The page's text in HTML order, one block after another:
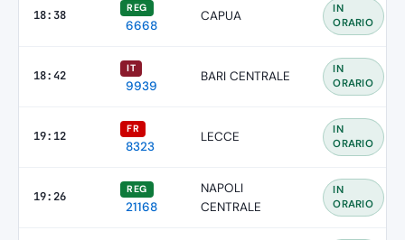
18:38
REG
6668
CAPUA
IN
ORARIO
18:42
IT
9939
BARI CENTRALE
IN
ORARIO
19:12
FR
8323
LECCE
IN
ORARIO
19:26
REG
21168
NAPOLI
CENTRALE
IN
ORARIO